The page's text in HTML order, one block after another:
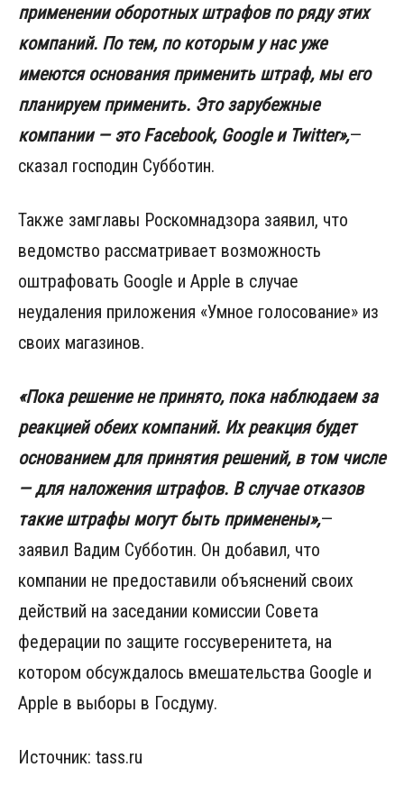
применении оборотных штрафов по ряду этих
компаний. По тем, по которым у нас уже
имеются основания применить штраф, мы его
планируем применить. Это зарубежные
компании — это Facebook, Google и Twitter»,—
сказал господин Субботин.
Также замглавы Роскомнадзора заявил, что
ведомство рассматривает возможность
оштрафовать Google и Apple в случае
неудаления приложения «Умное голосование» из
своих магазинов.
«Пока решение не принято, пока наблюдаем за
реакцией обеих компаний. Их реакция будет
основанием для принятия решений, в том числе
— для наложения штрафов. В случае отказов
такие штрафы могут быть применены»,—
заявил Вадим Субботин. Он добавил, что
компании не предоставили объяснений своих
действий на заседании комиссии Совета
федерации по защите госсуверенитета, на
котором обсуждалось вмешательства Google и
Apple в выборы в Госдуму.
Источник: tass.ru